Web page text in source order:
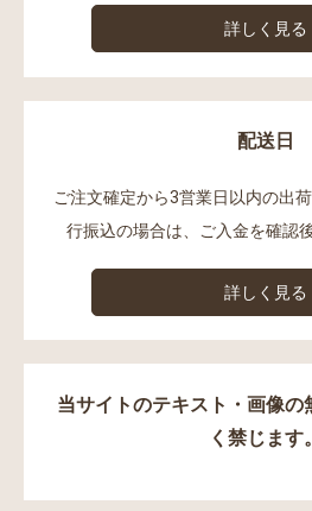
詳しく見る
配送日
ご注文確定から3営業日以内の出
行振込の場合は、ご入金を確認
詳しく見る
当サイトのテキスト・画像の
く禁じます。